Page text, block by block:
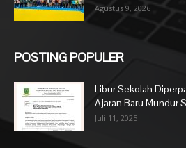
Agustus 9, 2026
POSTING POPULER
Libur Sekolah
Ajaran Baru Mundur
Juli 11, 2025